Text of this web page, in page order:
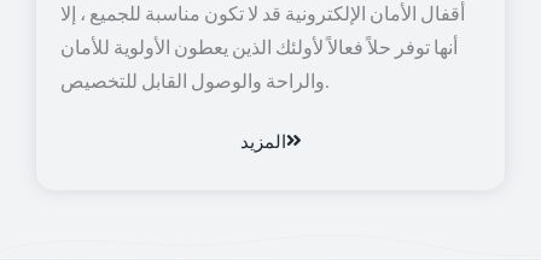
أقفال الأمان الإلكترونية قد لا تكون مناسبة للجميع ، إلا
أنها توفر حلاً فعالاً لأولئك الذين يعطون الأولوية للأمان
والراحة والوصول القابل للتخصيص.
المزيد